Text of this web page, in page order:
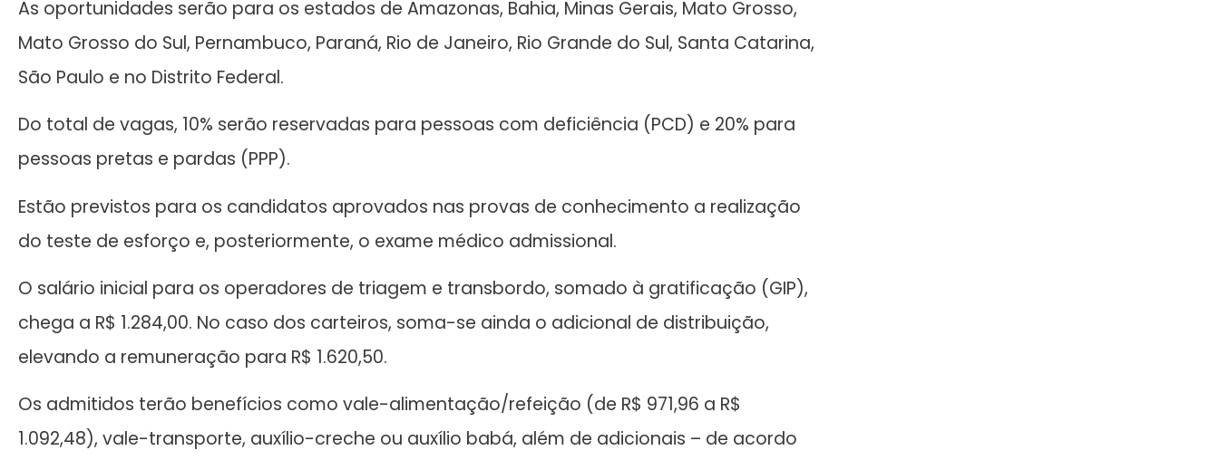
As oportunidades serão para os estados de Amazonas, Bahia, Minas Gerais, Mato Grosso,
Mato Grosso do Sul, Pernambuco, Paraná, Rio de Janeiro, Rio Grande do Sul, Santa Catarina,
São Paulo e no Distrito Federal.
Do total de vagas, 10% serão reservadas para pessoas com deficiência (PCD) e 20% para
pessoas pretas e pardas (PPP).
Estão previstos para os candidatos aprovados nas provas de conhecimento a realização
do teste de esforço e, posteriormente, o exame médico admissional.
O salário inicial para os operadores de triagem e transbordo, somado à gratificação (GIP),
chega a R$ 1.284,00. No caso dos carteiros, soma-se ainda o adicional de distribuição,
elevando a remuneração para R$ 1.620,50.
Os admitidos terão benefícios como vale-alimentação/refeição (de R$ 971,96 a R$
1.092,48), vale-transporte, auxílio-creche ou auxílio babá, além de adicionais – de acordo